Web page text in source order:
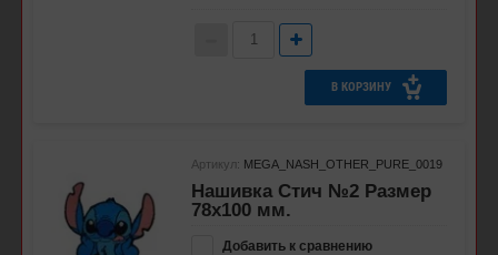
В КОРЗИНУ
Артикул: MEGA_NASH_OTHER_PURE_0019
Нашивка Стич №2 Размер
78х100 мм.
Добавить к сравнению